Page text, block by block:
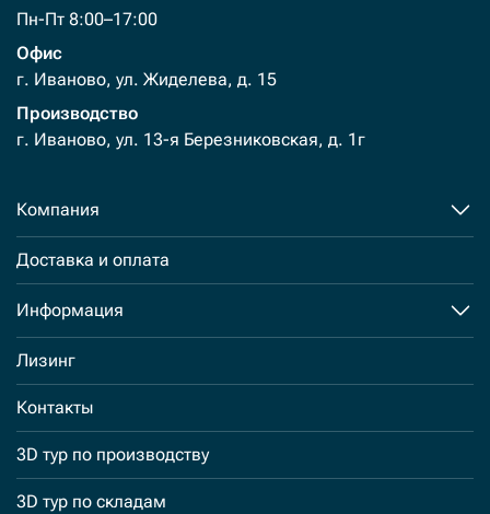
Пн-Пт 8:00–17:00
Офис
г. Иваново, ул. Жиделева, д. 15
Производство
г. Иваново, ул. 13-я Березниковская, д. 1г
Компания
Доставка и оплата
Информация
Лизинг
Контакты
3D тур по производству
3D тур по складам